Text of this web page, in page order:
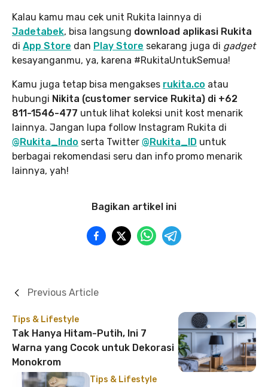
Kalau kamu mau cek unit Rukita lainnya di
Jadetabek, bisa langsung download aplikasi Rukita
di App Store dan Play Store sekarang juga di gadget
kesayanganmu, ya, karena #RukitaUntukSemua!
Kamu juga tetap bisa mengakses rukita.co atau
hubungi Nikita (customer service Rukita) di +62
811-1546-477 untuk lihat koleksi unit kost menarik
lainnya. Jangan lupa follow Instagram Rukita di
@Rukita_Indo serta Twitter @Rukita_ID untuk
berbagai rekomendasi seru dan info promo menarik
lainnya, yah!
Bagikan artikel ini
Tips & Lifestyle
Tak Hanya Hitam-Putih, Ini 7
Warna yang Cocok untuk Dekorasi
Monokrom
Previous Article
Tips & Lifestyle